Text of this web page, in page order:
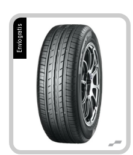
Envío gratis